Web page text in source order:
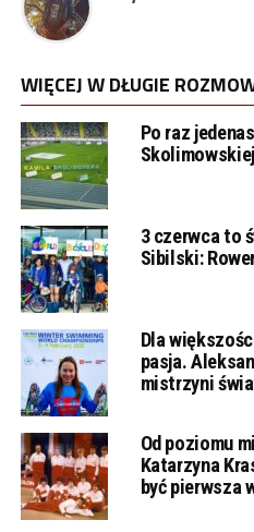
WIĘCEJ W DŁUGIE
Po raz
3 czerwca to
Sibilski:
Dla
pasja.
mistrzyni
Od poziomu
Katarzyna
być pierwsza